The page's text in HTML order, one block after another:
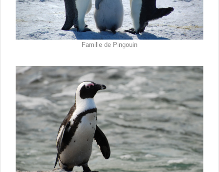
Famille de Pingouin